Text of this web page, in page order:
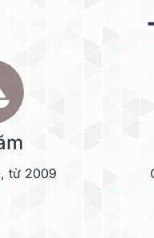
từ 2009